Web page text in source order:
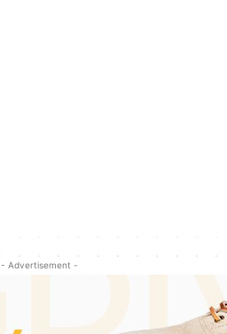
- Advertisement -